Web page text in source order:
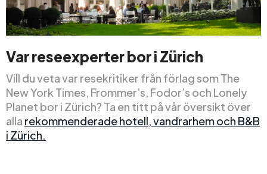
Var reseexperter bor i Zürich
Vill du veta var resekritiker från förlag som The
New York Times, Frommer’s, Fodor’s och Lonely
Planet bor i Zürich? Ta en titt på vår översikt över
alla rekommenderade hotell, vandrarhem och B&B
i Zürich.